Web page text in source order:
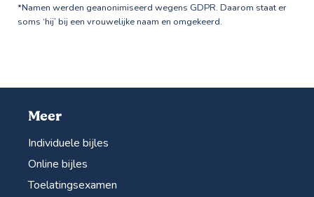
*Namen werden geanonimiseerd wegens GDPR. Daarom staat er
soms ‘hij’ bij een vrouwelijke naam en omgekeerd.
Meer
Individuele bijles
Online bijles
Toelatingsexamen